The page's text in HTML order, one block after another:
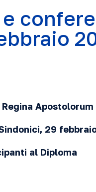
Apostolorum
29
al Diploma